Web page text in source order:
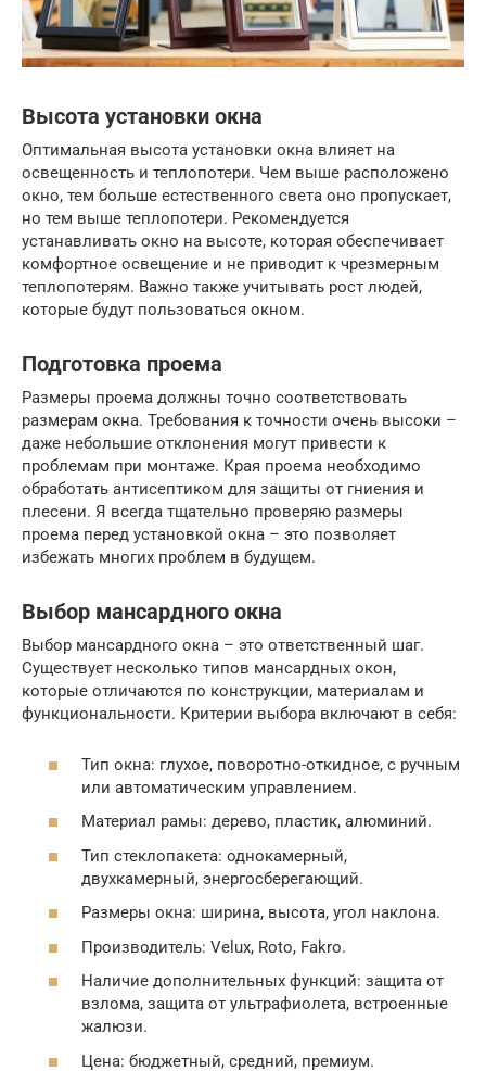
Высота установки окна
Оптимальная высота установки окна влияет на
освещенность и теплопотери. Чем выше расположено
окно, тем больше естественного света оно пропускает,
но тем выше теплопотери. Рекомендуется
устанавливать окно на высоте, которая обеспечивает
комфортное освещение и не приводит к чрезмерным
теплопотерям. Важно также учитывать рост людей,
которые будут пользоваться окном.
Подготовка проема
Размеры проема должны точно соответствовать
размерам окна. Требования к точности очень высоки –
даже небольшие отклонения могут привести к
проблемам при монтаже. Края проема необходимо
обработать антисептиком для защиты от гниения и
плесени. Я всегда тщательно проверяю размеры
проема перед установкой окна – это позволяет
избежать многих проблем в будущем.
Выбор мансардного окна
Выбор мансардного окна – это ответственный шаг.
Существует несколько типов мансардных окон,
которые отличаются по конструкции, материалам и
функциональности. Критерии выбора включают в себя:
Тип окна: глухое, поворотно-откидное, с ручным
или автоматическим управлением.
Материал рамы: дерево, пластик, алюминий.
Тип стеклопакета: однокамерный,
двухкамерный, энергосберегающий.
Размеры окна: ширина, высота, угол наклона.
Производитель: Velux, Roto, Fakro.
Наличие дополнительных функций: защита от
взлома, защита от ультрафиолета, встроенные
жалюзи.
Цена: бюджетный, средний, премиум.